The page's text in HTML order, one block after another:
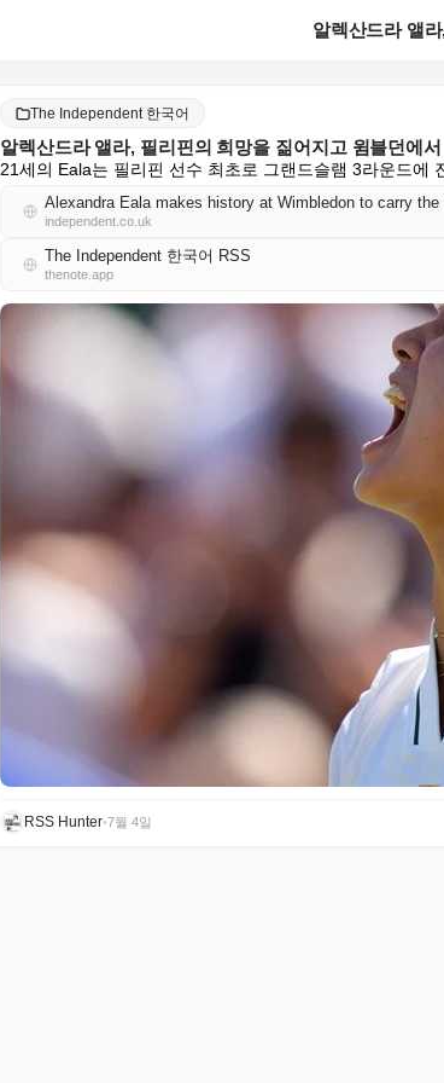
The Independent 한국어
알렉산드라 앨라, 필리핀의 희망을 짊어지고 윔블던에
21세의 Eala는 필리핀 선수 최초로 그랜드슬램 3라운드에
Alexandra Eala makes history at Wimbledon to carry
independent.co.uk
The Independent 한국어 RSS
thenote.app
RSS Hunter•7월 4일